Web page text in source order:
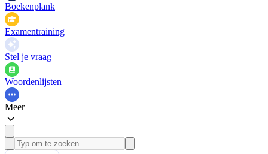
Boekenplank
Examentraining
Stel je vraag
Woordenlijsten
Meer